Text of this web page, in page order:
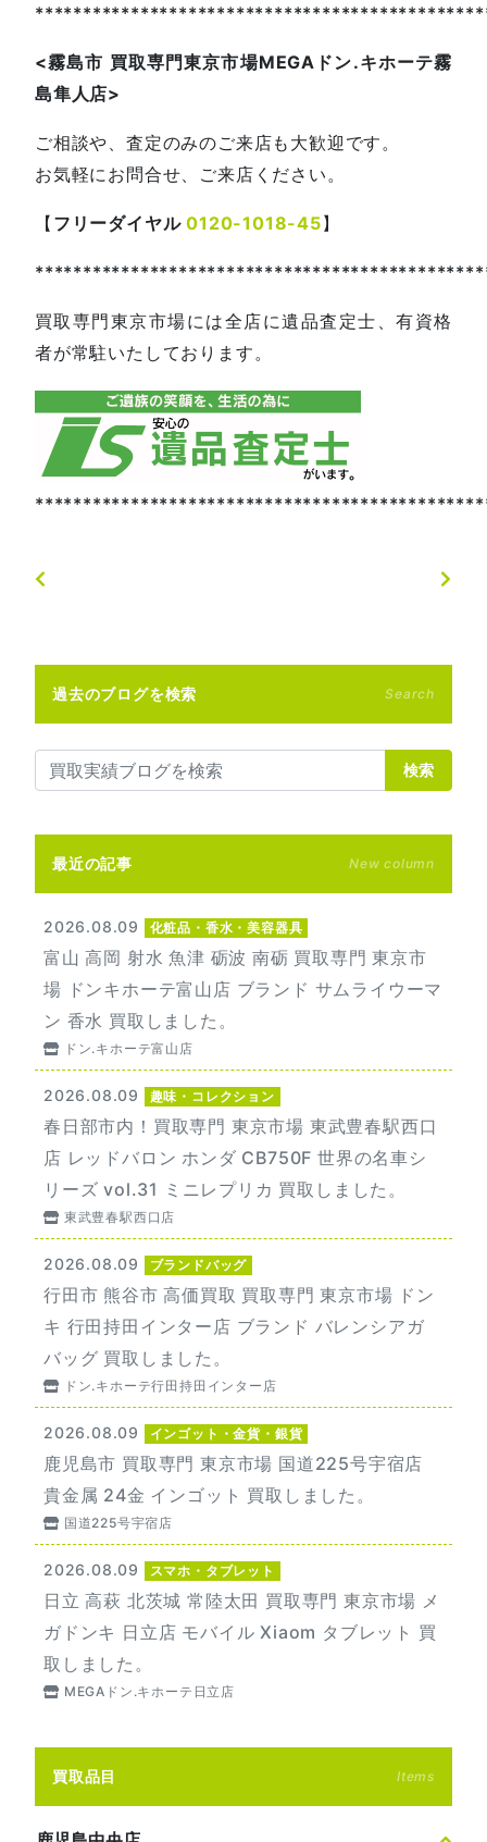
<霧島市 買取専門東京市場MEGA ドン.キホーテ霧
島隼人店>
ご相談や、査定のみのご来店も大歓迎です。
お気軽にお問合せ、ご来店ください。
【 フリーダイヤル0120-1018-45】
買取専門東京市場には全店に遺品査定士、有資格
者が常駐いたしております。
過去のブログを検索 Search
検索
最近の記事 New column
2026.08.09 化粧品・香水・美容器具
富山 高岡 射水 魚津 砺波 南砺 買取専門 東京市
場 ドンキホーテ富山店 ブランド サムライウーマ
ン 香水 買取しました。
ドン.キホーテ富山店
2026.08.09 趣味・コレクション
春日部市内！買取専門 東京市場 東武豊春駅西口
店 レッドバロン ホンダ CB750F 世界の名車シ
リーズ vol.31 ミニレプリカ 買取しました。
東武豊春駅西口店
2026.08.09 ブランドバッグ
行田市 熊谷市 高価買取 買取専門 東京市場 ドン
キ 行田持田インター店 ブランド バレンシアガ
バッグ 買取しました。
ドン.キホーテ行田持田インター店
2026.08.09 インゴット・金貨・銀貨
鹿児島市 買取専門 東京市場 国道225号宇宿店
貴金属 24金 インゴット 買取しました。
国道225号宇宿店
2026.08.09 スマホ・タブレット
日立 高萩 北茨城 常陸太田 買取専門 東京市場 メ
ガドンキ 日立店 モバイル Xiaom タブレット 買
取しました。
MEGAドン.キホーテ日立店
買取品目 Items